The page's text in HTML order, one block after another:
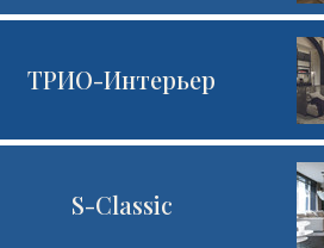
ТРИО-Интерьер
S-Classic